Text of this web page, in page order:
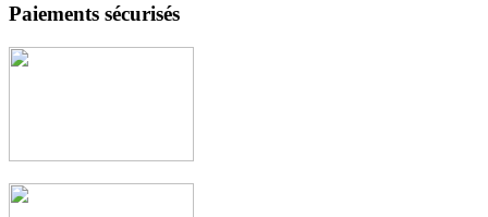
Paiements sécurisés